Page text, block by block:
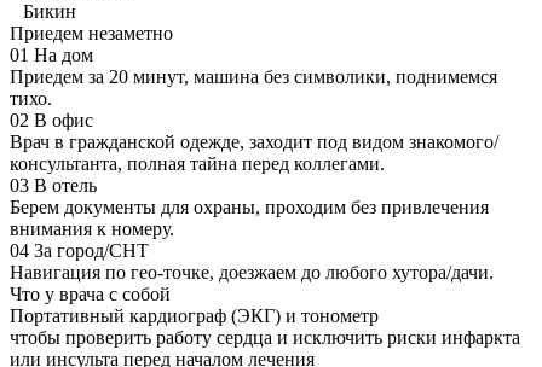
Бикин
Приедем незаметно
01 На дом
Приедем за 20 минут, машина без символики, поднимемся
тихо.
02 В офис
Врач в гражданской одежде, заходит под видом знакомого/
консультанта, полная тайна перед коллегами.
03 В отель
Берем документы для охраны, проходим без привлечения
внимания к номеру.
04 За город/СНТ
Навигация по гео-точке, доезжаем до любого хутора/дачи.
Что у врача с собой
Портативный кардиограф (ЭКГ) и тонометр
чтобы проверить работу сердца и исключить риски инфаркта
или инсульта перед началом лечения